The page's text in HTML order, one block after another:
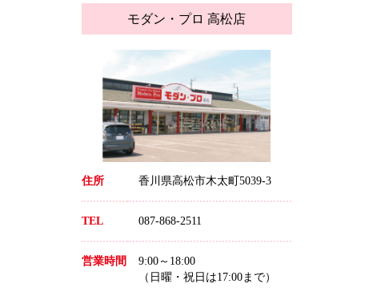
モダン・プロ 高松店
住所 香川県高松市木太町5039-3
TEL 087-868-2511
営業時間
9:00～18:00
（日曜・祝日は17:00まで）